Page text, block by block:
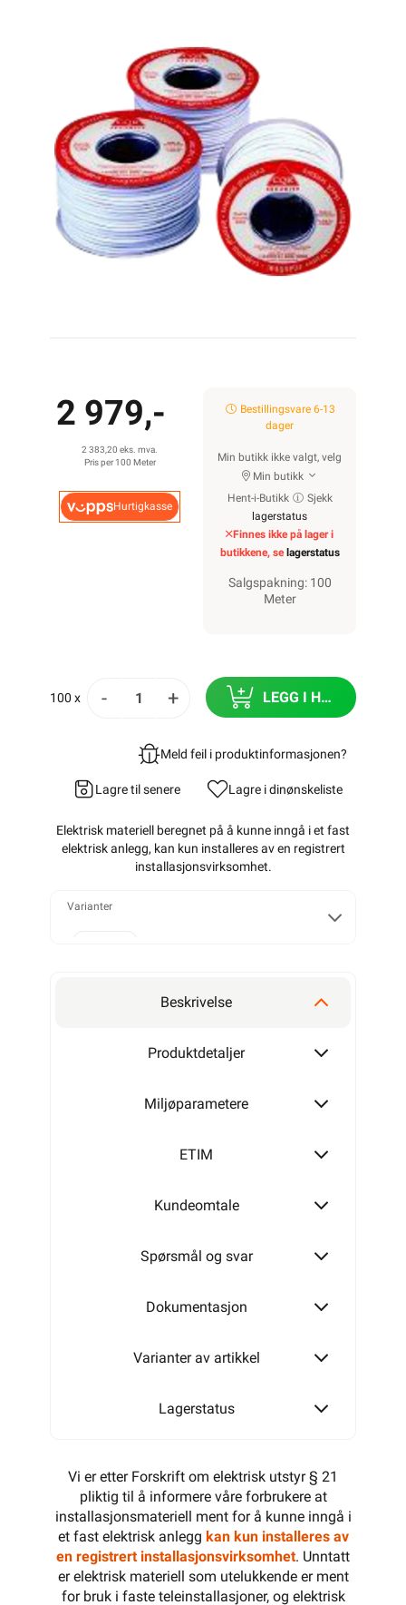
2 979,-
2 383,20 eks. mva.
Pris per 100 Meter
Hurtigkasse
Bestillingsvare 6-13
dager
Min butikk ikke valgt, velg
Min butikk
Hent-i-Butikk
Sjekk
lagerstatus
Finnes ikke på lager i
butikkene, se lagerstatus
Salgspakning: 100
Meter
100 x - + LEGG I HANDLEKURV
Meld feil i produktinformasjonen?
Lagre til senere Lagre i dinønskeliste
Elektrisk materiell beregnet på å kunne inngå i et fast
elektrisk anlegg, kan kun installeres av en registrert
installasjonsvirksomhet.
Varianter
Alarmkabel skjermet 6 leder
Alarmkabel skjermet 12 leder
Beskrivelse
Produktdetaljer
Miljøparametere
ETIM
Kundeomtale
Spørsmål og svar
Dokumentasjon
Varianter av artikkel
Lagerstatus
Vi er etter Forskrift om elektrisk utstyr § 21
pliktig til å informere våre forbrukere at
installasjonsmateriell ment for å kunne inngå i
et fast elektrisk anlegg kan kun installeres av
en registrert installasjonsvirksomhet. Unntatt
er elektrisk materiell som utelukkende er ment
for bruk i faste teleinstallasjoner, og elektrisk